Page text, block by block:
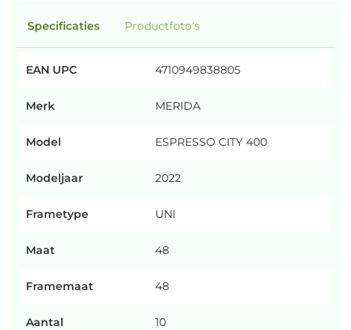
Specificaties Productfoto's
EAN UPC 4710949838805
Merk MERIDA
Model ESPRESSO CITY 400
Modeljaar 2022
Frametype UNI
Maat 48
Framemaat 48
Aantal
10